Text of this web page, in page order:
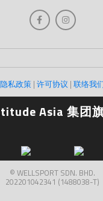
隐私政策 | 许可协议 | 联络我
Asia 集团
© WELLSPORT SDN. BHD.
202201042341 (1488038-T)